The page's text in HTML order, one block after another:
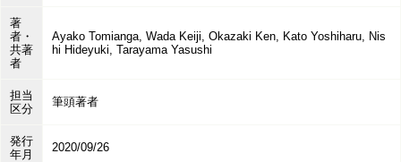
著
者・
共著
者
Ayako Tomianga, Wada Keiji, Okazaki Ken, Kato Yoshiharu, Nis
hi Hideyuki, Tarayama Yasushi
担当
区分
筆頭著者
発行
年月
2020/09/26